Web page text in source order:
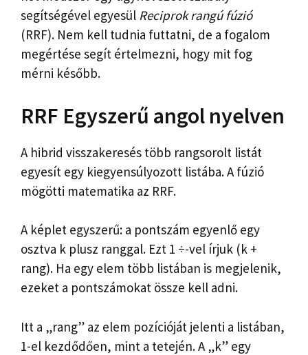
segítségével egyesül Reciprok rangú fúzió
(RRF). Nem kell tudnia futtatni, de a fogalom
megértése segít értelmezni, hogy mit fog
mérni később.
RRF Egyszerű angol nyelven
A hibrid visszakeresés több rangsorolt ​​listát
egyesít egy kiegyensúlyozott listába. A fúzió
mögötti matematika az RRF.
A képlet egyszerű: a pontszám egyenlő egy
osztva k plusz ranggal. Ezt 1 ÷-vel írjuk (k +
rang). Ha egy elem több listában is megjelenik,
ezeket a pontszámokat össze kell adni.
Itt a „rang” az elem pozícióját jelenti a listában,
1-el kezdődően, mint a tetején. A „k” egy